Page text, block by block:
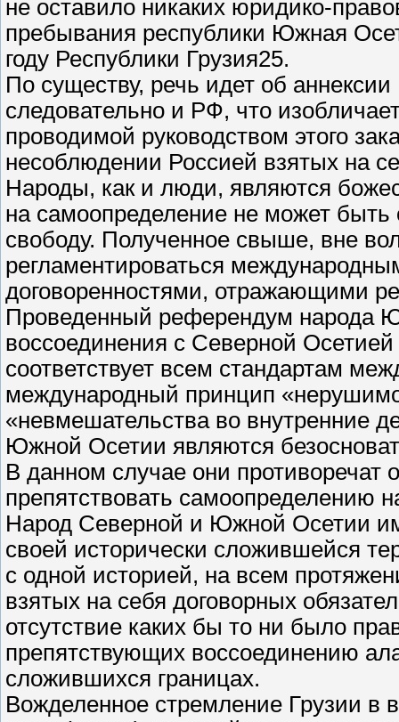
не оставило никаких юридико-
пребывания республики Южная
году Республики Грузия25.
По существу, речь идет об
следовательно и РФ, что
проводимой руководством этого
несоблюдении Россией взятых на
Народы, как и люди, являются
на самоопределение не может быть
свободу. Полученное свыше, вне
регламентироваться
договоренностями, отражающими
Проведенный референдум народа
воссоединения с Северной
соответствует всем стандартам
международный принцип
«невмешательства во внутренние
Южной Осетии являются
В данном случае они противоречат
препятствовать самоопределению
Народ Северной и Южной Осетии
своей исторически сложившейся
с одной историей, на всем
взятых на себя договорных
отсутствие каких бы то ни было
препятствующих воссоединению
сложившихся границах.
Вожделенное стремление Грузии в